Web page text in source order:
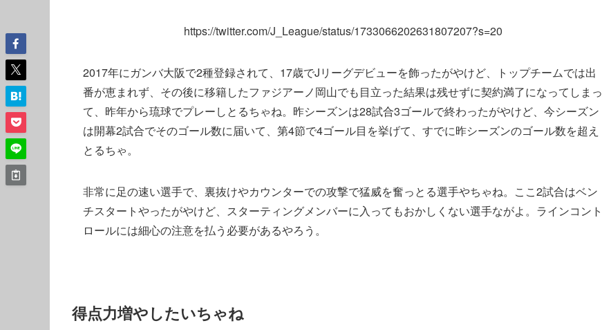
https://twitter.com/J_League/status/1733066202631807207?s=20
2017年にガンバ大阪で2種登録されて、17歳でJリーグデビューを飾ったがやけど、トップチームでは出
番が恵まれず、その後に移籍したファジアーノ岡山でも目立った結果は残せずに契約満了になってしまっ
て、昨年から琉球でプレーしとるちゃね。昨シーズンは28試合3ゴールで終わったがやけど、今シーズン
は開幕2試合でそのゴール数に届いて、第4節で4ゴール目を挙げて、すでに昨シーズンのゴール数を超え
とるちゃ。
非常に足の速い選手で、裏抜けやカウンターでの攻撃で猛威を奮っとる選手やちゃね。ここ2試合はベン
チスタートやったがやけど、スターティングメンバーに入ってもおかしくない選手ながよ。ラインコント
ロールには細心の注意を払う必要があるやろう。
得点力増やしたいちゃね